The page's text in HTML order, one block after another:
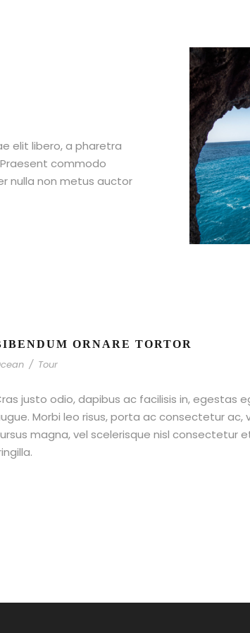
elit libero, a pharetra
commodo
nulla non metus auctor
ORNARE TORTOR
/ Tour
justo odio, dapibus ac facilisis in, egestas
Morbi leo risus, porta ac consectetur
magna, vel scelerisque nisl consectetur